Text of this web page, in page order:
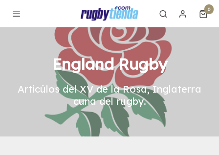
0
England Rugby
Articúlos del XV de la Rosa, Inglaterra
cuna del rugby.